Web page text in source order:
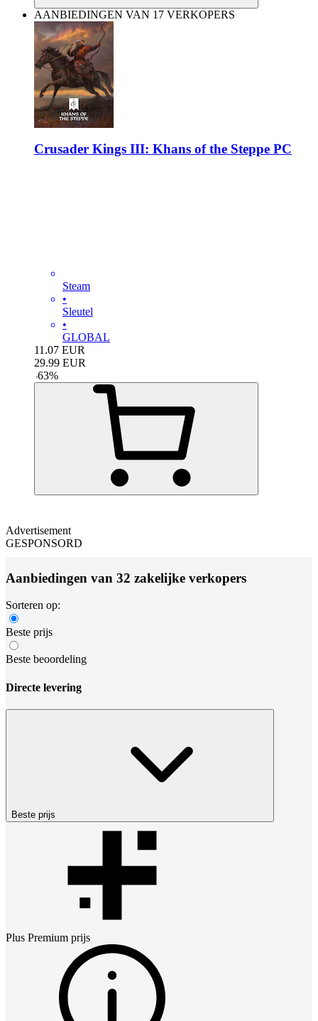
AANBIEDINGEN VAN 17 VERKOPERS
Crusader Kings III: Khans of the Steppe PC
Steam
•
Sleutel
•
GLOBAL
11.07 EUR
29.99 EUR
-63%
Advertisement
GESPONSORD
Aanbiedingen van 32 zakelijke verkopers
Sorteren op:
Beste prijs
Beste beoordeling
Directe levering
Beste prijs
Plus Premium prijs